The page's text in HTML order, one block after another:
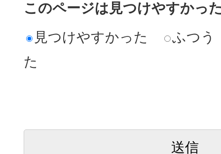
このページは見つけやすかっ
見つけやすかった
ふつう
た